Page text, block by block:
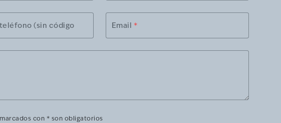
(sin código
Email *
con * son obligatorios